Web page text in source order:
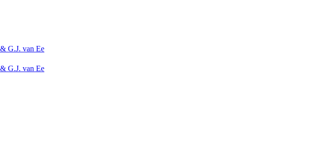
G.J. van Ee
G.J. van Ee